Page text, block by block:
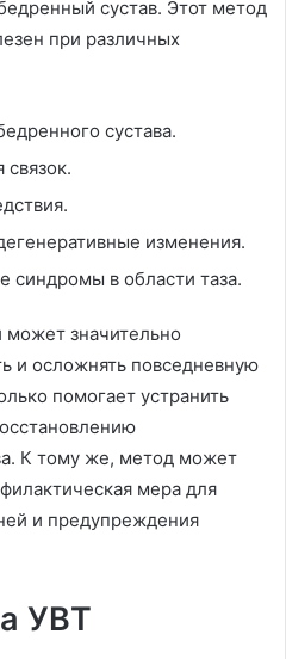
сустав. Этот метод
при различных
сустава.
изменения.
синдромы в области таза.
может значительно
и осложнять повседневную
помогает устранить
К тому же, метод может
мера для
и предупреждения
УВТ